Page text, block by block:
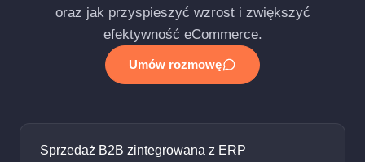
oraz jak przyspieszyć wzrost i zwiększyć
efektywność eCommerce.
Umów rozmowę
Sprzedaż B2B zintegrowana z ERP